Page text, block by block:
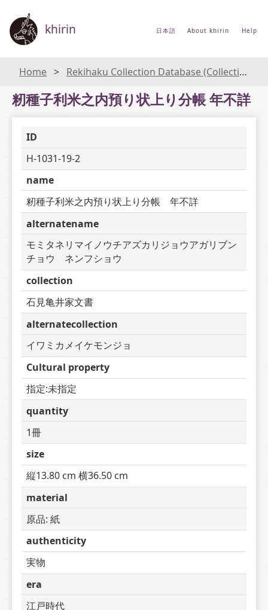
khirin 日本語 About khirin Help
Home Rekihaku Collection Database (Collections Database of the National Museum of Japanese History)
籾種子利米之内預り状上り分帳 年不詳
ID
H-1031-19-2
name
籾種子利米之内預り状上り分帳　年不詳
alternatename
モミタネリマイノウチアズカリジョウアガリブン
チョウ　ネンフショウ
collection
石見亀井家文書
alternatecollection
イワミカメイケモンジョ
Cultural property
指定:未指定
quantity
1冊
size
縦13.80 cm 横36.50 cm
material
原品: 紙
authenticity
実物
era
江戸時代